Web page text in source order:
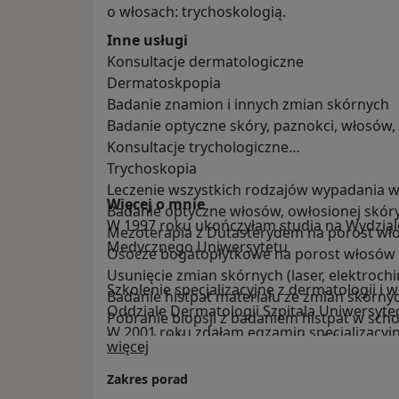
o włosach: trychoskologią.
Inne usługi
Konsultacje dermatologiczne
Dermatoskpopia
Badanie znamion i innych zmian skórnych
Badanie optyczne skóry, paznokci,
Konsultacje trychologiczne
Trychoskopia
Leczenie wszystkich rodzajów wypadania
Badanie optyczne włosów, owłosionej
Mezoterapia z Dutasterydem na porost
Osocze bogatopłytkowe na porost włosów
Usunięcie zmian skórnych (laser,
Badanie histpat materiału ze zmian
Pobranie biopsji z badaniem histpat w
Leczenie blizn: laser, zastrzyki w bliznę.
Medycyna estetyczna:
Więcej o mnie
W 1997 roku ukończyłam studia na
Medycznego Uniwersytetu
Szkolenie specjalizacyjne z dermatologii i
Oddziale Dermatologii Szpitala
W 2001 roku zdałam egzamin
Podyplomowego kształcenia lekarzy i
wenerologii pierwszej kategorii.
więcej
Zakres porad